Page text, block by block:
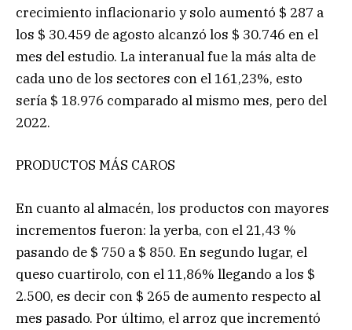
crecimiento inflacionario y solo aumentó $ 287 a
los $ 30.459 de agosto alcanzó los $ 30.746 en el
mes del estudio. La interanual fue la más alta de
cada uno de los sectores con el 161,23%, esto
sería $ 18.976 comparado al mismo mes, pero del
2022.
PRODUCTOS MÁS CAROS
En cuanto al almacén, los productos con mayores
incrementos fueron: la yerba, con el 21,43 %
pasando de $ 750 a $ 850. En segundo lugar, el
queso cuartirolo, con el 11,86% llegando a los $
2.500, es decir con $ 265 de aumento respecto al
mes pasado. Por último, el arroz que incrementó